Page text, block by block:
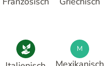
M